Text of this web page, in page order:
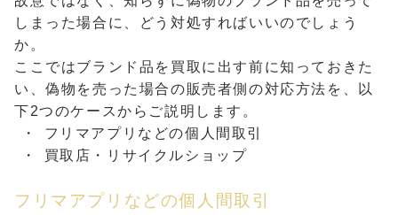
しまった場合に、どう対処すればいいのでしょう
か。
ここではブランド品を買取に出す前に知っておきた
い、偽物を売った場合の販売者側の対応方法を、以
下2つのケースからご説明します。
フリマアプリなどの個人間取引
買取店・リサイクルショップ
フリマアプリなどの個人間取引